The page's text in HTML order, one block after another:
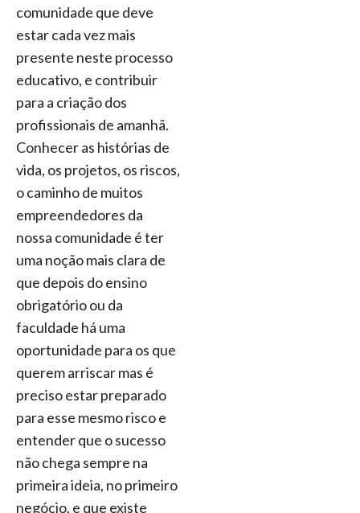
comunidade que deve
estar cada vez mais
presente neste processo
educativo, e contribuir
para a criação dos
profissionais de amanhã.
Conhecer as histórias de
vida, os projetos, os riscos,
o caminho de muitos
empreendedores da
nossa comunidade é ter
uma noção mais clara de
que depois do ensino
obrigatório ou da
faculdade há uma
oportunidade para os que
querem arriscar mas é
preciso estar preparado
para esse mesmo risco e
entender que o sucesso
não chega sempre na
primeira ideia, no primeiro
negócio, e que existe